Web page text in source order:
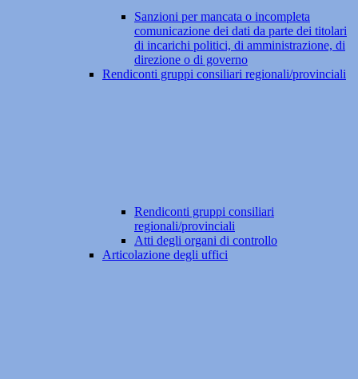
Sanzioni per mancata o incompleta
comunicazione dei dati da parte dei titolari
di incarichi politici, di amministrazione, di
direzione o di governo
Rendiconti gruppi consiliari regionali/provinciali
Rendiconti gruppi consiliari
regionali/provinciali
Atti degli organi di controllo
Articolazione degli uffici